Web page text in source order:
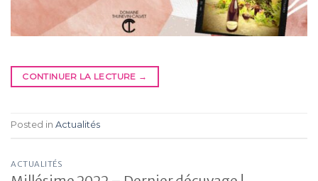
CONTINUER LA LECTURE →
Posted in Actualités
ACTUALITÉS